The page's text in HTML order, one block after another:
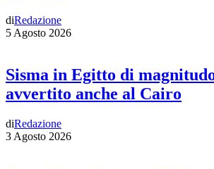
diRedazione
5 Agosto 2026
Sisma in Egitto di
avvertito anche al Cairo
diRedazione
3 Agosto 2026